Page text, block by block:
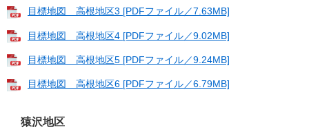
目標地図 高根地区3 [PDFファイル／7.63MB]
目標地図 高根地区4 [PDFファイル／9.02MB]
目標地図 高根地区5 [PDFファイル／9.24MB]
目標地図 高根地区6 [PDFファイル／6.79MB]
猿沢地区